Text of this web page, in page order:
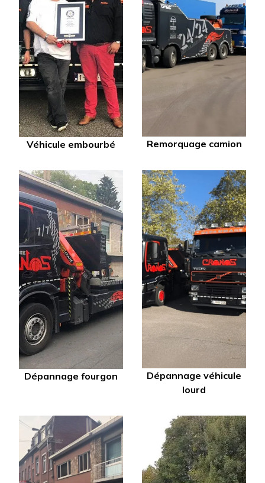
Véhicule embourbé Remorquage camion
Dépannage fourgon
Dépannage véhicule
lourd